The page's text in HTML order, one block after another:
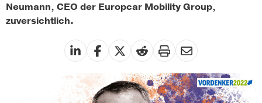
Neumann, CEO der Europcar Mobility Group,
zuversichtlich.